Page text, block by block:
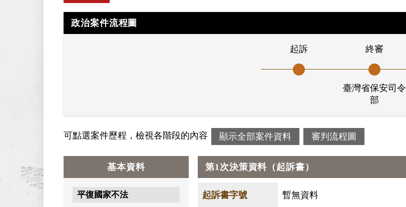
政治案件流程圖
起訴 終審
臺灣省保安司令
部
可點選案件歷程，檢視各階段的內容 顯示全部案件資料 審判流程圖
基本資料
平復國家不法
第1次決策資料（起訴書）
起訴書字號 暫無資料